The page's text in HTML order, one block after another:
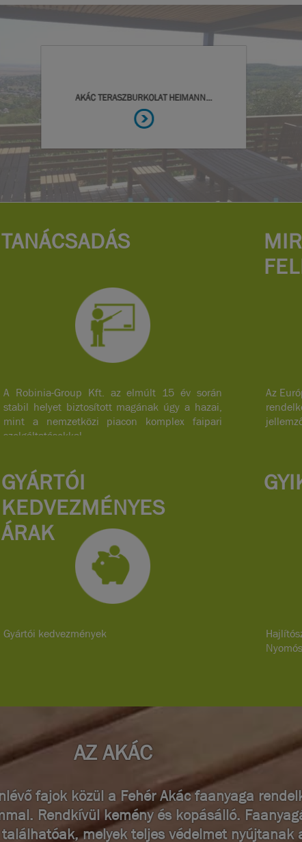
TANÁCSADÁS
A Robinia-Group Kft. az elmúlt 15 év során
stabil helyet biztosított magának úgy a hazai,
mint a nemzetközi piacon komplex faipari
szolgáltatásokkal.
Az
GYÁRTÓI
KEDVEZMÉNYES
ÁRAK
Gyártói kedvezmények
AZ AKÁC
fajok közül a Fehér Akác faanyaga
Rendkívül kemény és kopásálló.
melyek teljes védelmet nyújtanak